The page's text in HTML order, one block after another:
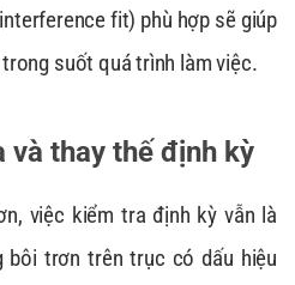
fit) phù hợp sẽ giúp
suốt quá trình làm việc.
và thay thế định kỳ
việc kiểm tra định kỳ vẫn là
bôi trơn trên trục có dấu hiệu